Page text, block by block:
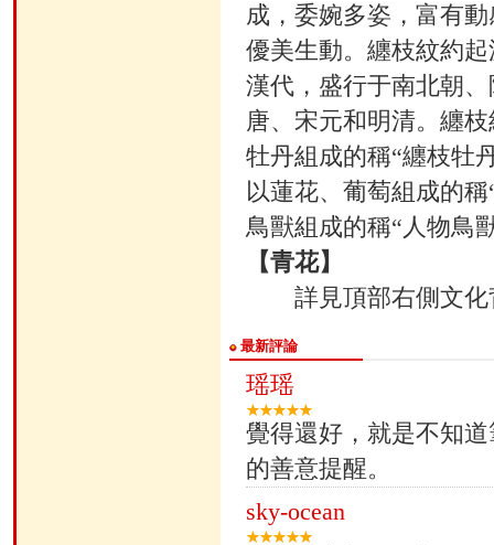
成，委婉多姿，富有
優美生動。纏枝紋約
漢代，盛行于南北朝、
唐、宋元和明清。纏
牡丹組成的稱“纏枝牡
以蓮花、葡萄組成的
鳥獸組成的稱“人物鳥
【青花】
詳見頂部右側文
最新評論
瑶瑶
覺得還好，就是不知
的善意提醒。
sky-ocean